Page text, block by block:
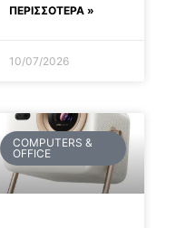
ΠΕΡΙΣΣΟΤΕΡΑ »
10/07/2026
COMPUTERS &
OFFICE